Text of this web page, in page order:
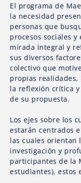
El programa de
la necesidad
personas que
procesos sociales
mirada integral y
sus diversos
colectivo que
propias realidades,
la reflexión crítica
de su propuesta.
Los ejes sobre los
estarán centrados
las cuales orientan
investigación y
participantes de la
estudiantes), estos